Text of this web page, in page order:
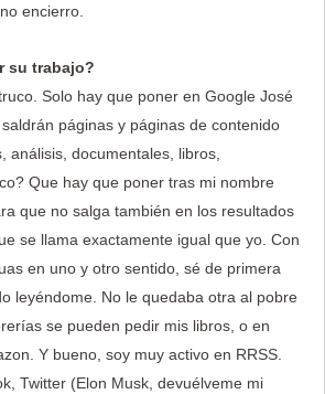
encierro.
su trabajo?
Solo hay que poner en Google José
páginas y páginas de contenido
análisis, documentales, libros,
Que hay que poner tras mi nombre
que no salga también en los resultados
se llama exactamente igual que yo. Con
en uno y otro sentido, sé de primera
leyéndome. No le quedaba otra al pobre
se pueden pedir mis libros, o en
Y bueno, soy muy activo en RRSS.
Twitter (Elon Musk, devuélveme mi